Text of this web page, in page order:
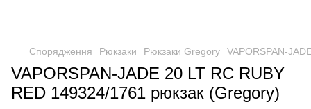
Спорядження Рюкзаки Рюкзаки Gregory VAPORSPAN-
VAPORSPAN-JADE 20 LT RC RUBY
RED 149324/1761 рюкзак (Gregory)